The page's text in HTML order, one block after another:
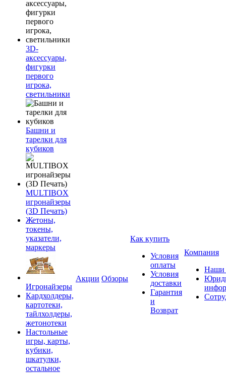
3D-
аксессуары,
фигурки
первого
игрока,
светильники
Башни и
тарелки для
кубиков
MULTIBOX
игронайзеры
(3D Печать)
Жетоны,
токены,
указатели,
маркеры
Игронайзеры
Кардхолдеры,
картотеки,
тайлхолдеры,
жетонотеки
Настольные
игры, карты,
кубики,
шкатулки,
остальное
Акции Обзоры
Как купить
Условия
оплаты
Условия
доставки
Гарантия
и
Возврат
Компания
Наши